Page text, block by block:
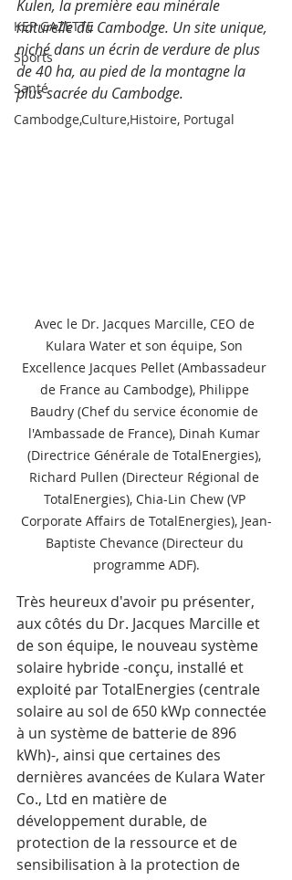
KEP GAZETTE
Sports
Santé
Cambodge,Culture,Histoire, Portugal
Kulen, la première eau minérale
naturelle du Cambodge. Un site unique,
niché dans un écrin de verdure de plus
de 40 ha, au pied de la montagne la
plus sacrée du Cambodge.
Avec le Dr. Jacques Marcille, CEO de
Kulara Water et son équipe, Son
Excellence Jacques Pellet (Ambassadeur
de France au Cambodge), Philippe
Baudry (Chef du service économie de
l'Ambassade de France), Dinah Kumar
(Directrice Générale de TotalEnergies),
Richard Pullen (Directeur Régional de
TotalEnergies), Chia-Lin Chew (VP
Corporate Affairs de TotalEnergies), Jean-
Baptiste Chevance (Directeur du
programme ADF).
Très heureux d'avoir pu présenter,
aux côtés du Dr. Jacques Marcille et
de son équipe, le nouveau système
solaire hybride -conçu, installé et
exploité par TotalEnergies (centrale
solaire au sol de 650 kWp connectée
à un système de batterie de 896
kWh)-, ainsi que certaines des
dernières avancées de Kulara Water
Co., Ltd en matière de
développement durable, de
protection de la ressource et de
sensibilisation à la protection de